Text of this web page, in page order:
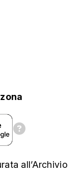
all’Archivio